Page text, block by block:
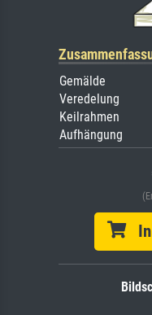
Gemälde
Veredelung
Keilrahmen
Aufhängung
In